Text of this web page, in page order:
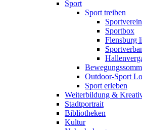
Sport
Sport treiben
Sportbox
Flensburg
Outdoor-Sport
Sport erleben
Weiterbildung &
Stadtportrait
Bibliotheken
Kultur